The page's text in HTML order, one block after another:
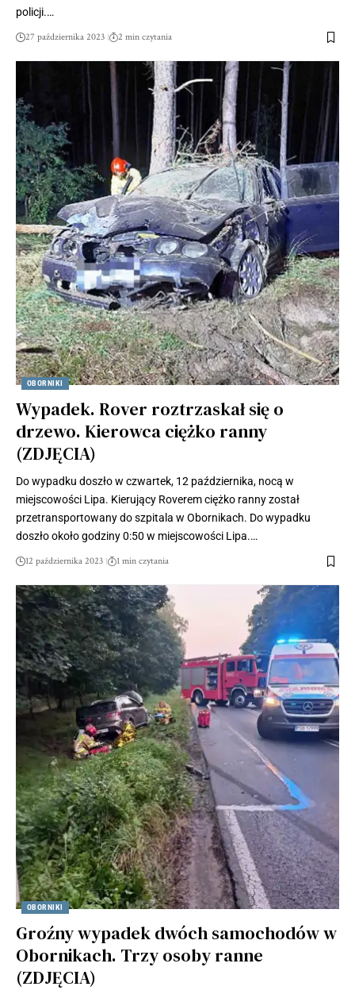
policji.…
27 października 2023 2 min czytania
OBORNIKI
Wypadek. Rover roztrzaskał się o
drzewo. Kierowca ciężko ranny
(ZDJĘCIA)
Do wypadku doszło w czwartek, 12 października, nocą w
miejscowości Lipa. Kierujący Roverem ciężko ranny został
przetransportowany do szpitala w Obornikach. Do wypadku
doszło około godziny 0:50 w miejscowości Lipa.…
12 października 2023 1 min czytania
OBORNIKI
Groźny wypadek dwóch samochodów w
Obornikach. Trzy osoby ranne
(ZDJĘCIA)